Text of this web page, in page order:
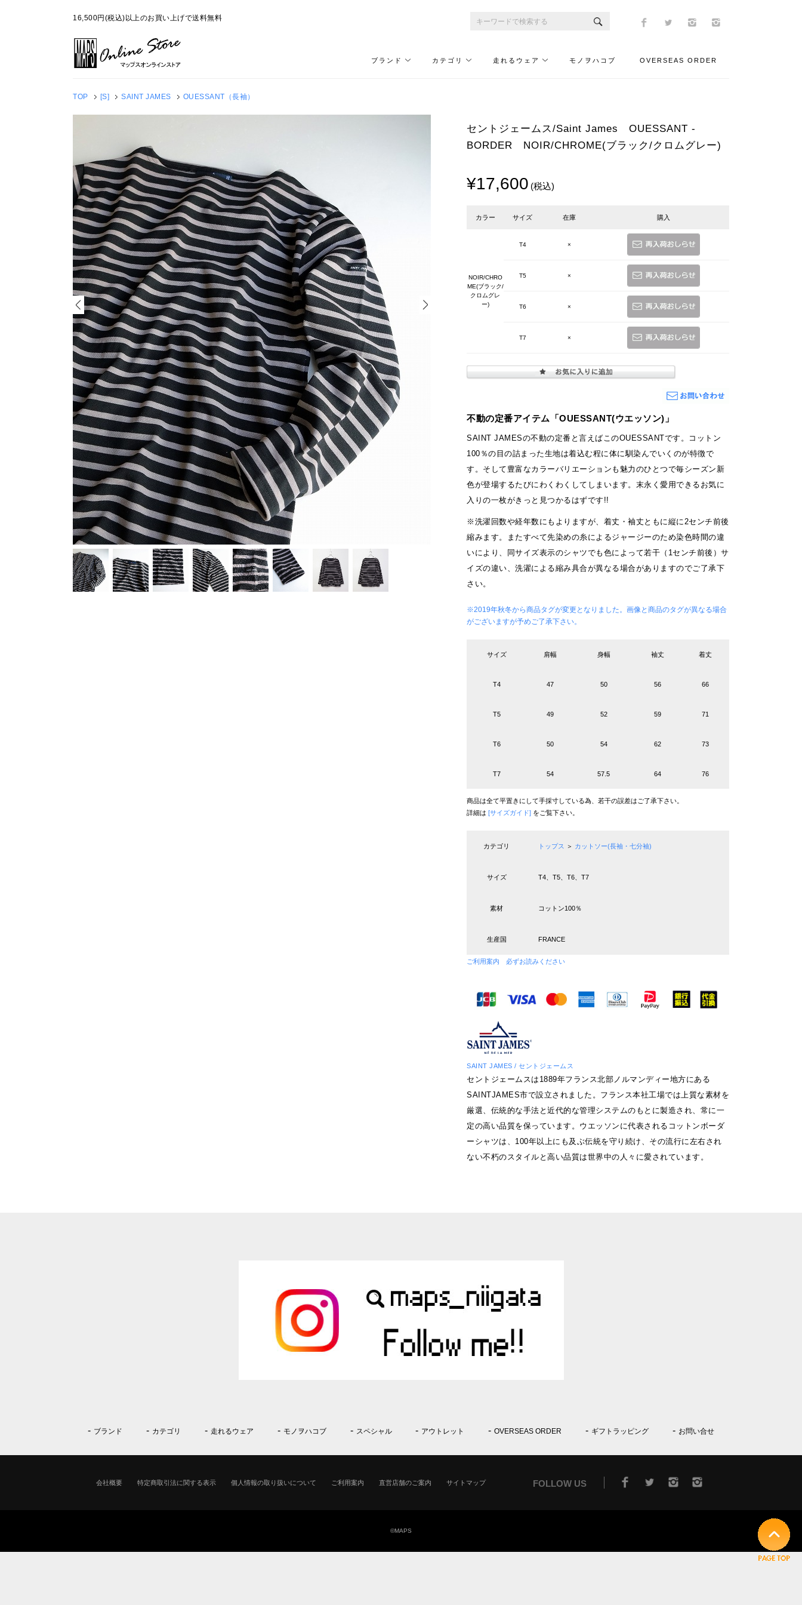
16,500円(税込)以上のお買い上げで送料無料
ブランド カテゴリ 走れるウェア モノヲハコブ OVERSEAS ORDER
TOP [S] SAINT JAMES OUESSANT（長袖）
セントジェームス/Saint James OUESSANT -
BORDER NOIR/CHROME(ブラック/クロムグレー)
¥17,600 (税込)
カラー サイズ 在庫 購入
NOIR/CHRO
ME(ブラック/
クロムグレ
ー)
T4 ×
T5 ×
T6 ×
T7 ×
不動の定番アイテム「OUESSANT(ウエッソン)」
SAINT JAMESの不動の定番と言えばこのOUESSANTです。コットン
100％の目の詰まった生地は着込む程に体に馴染んでいくのが特徴で
す。そして豊富なカラーバリエーションも魅力のひとつで毎シーズン新
色が登場するたびにわくわくしてしまいます。末永く愛用できるお気に
入りの一枚がきっと見つかるはずです!!
※洗濯回数や経年数にもよりますが、着丈・袖丈ともに縦に2センチ前後
縮みます。またすべて先染めの糸によるジャージーのため染色時間の違
いにより、同サイズ表示のシャツでも色によって若干（1センチ前後）サ
イズの違い、洗濯による縮み具合が異なる場合がありますのでご了承下
さい。
※2019年秋冬から商品タグが変更となりました。画像と商品のタグが異なる場合
がございますが予めご了承下さい。
サイズ 肩幅 身幅 袖丈 着丈
T4 47 50 56 66
T5 49 52 59 71
T6 50 54 62 73
T7 54 57.5 64 76
商品は全て平置きにして手採寸している為、若干の誤差はご了承下さい。
詳細は [サイズガイド] をご覧下さい。
カテゴリ トップス ＞ カットソー(長袖・七分袖)
サイズ T4、T5、T6、T7
素材 コットン100％
生産国 FRANCE
ご利用案内 必ずお読みください
SAINT JAMES / セントジェームス
セントジェームスは1889年フランス北部ノルマンディー地方にある
SAINTJAMES市で設立されました。フランス本社工場では上質な素材を
厳選、伝統的な手法と近代的な管理システムのもとに製造され、常に一
定の高い品質を保っています。ウエッソンに代表されるコットンボーダ
ーシャツは、100年以上にも及ぶ伝統を守り続け、その流行に左右され
ない不朽のスタイルと高い品質は世界中の人々に愛されています。
ブランド カテゴリ 走れるウェア モノヲハコブ スペシャル アウトレット OVERSEAS ORDER ギフトラッピング お問い合せ
会社概要 特定商取引法に関する表示 個人情報の取り扱いについて ご利用案内 直営店舗のご案内 サイトマップ FOLLOW US
©MAPS